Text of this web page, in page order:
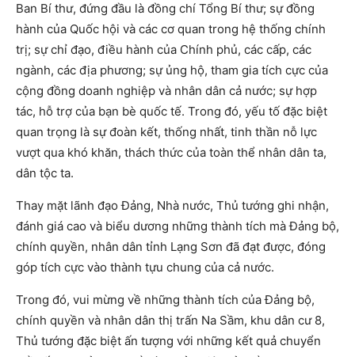
Ban Bí thư, đứng đầu là đồng chí Tổng Bí thư; sự đồng
hành của Quốc hội và các cơ quan trong hệ thống chính
trị; sự chỉ đạo, điều hành của Chính phủ, các cấp, các
ngành, các địa phương; sự ủng hộ, tham gia tích cực của
cộng đồng doanh nghiệp và nhân dân cả nước; sự hợp
tác, hỗ trợ của bạn bè quốc tế. Trong đó, yếu tố đặc biệt
quan trọng là sự đoàn kết, thống nhất, tinh thần nỗ lực
vượt qua khó khăn, thách thức của toàn thể nhân dân ta,
dân tộc ta.
Thay mặt lãnh đạo Đảng, Nhà nước, Thủ tướng ghi nhận,
đánh giá cao và biểu dương những thành tích mà Đảng bộ,
chính quyền, nhân dân tỉnh Lạng Sơn đã đạt được, đóng
góp tích cực vào thành tựu chung của cả nước.
Trong đó, vui mừng về những thành tích của Đảng bộ,
chính quyền và nhân dân thị trấn Na Sầm, khu dân cư 8,
Thủ tướng đặc biệt ấn tượng với những kết quả chuyển